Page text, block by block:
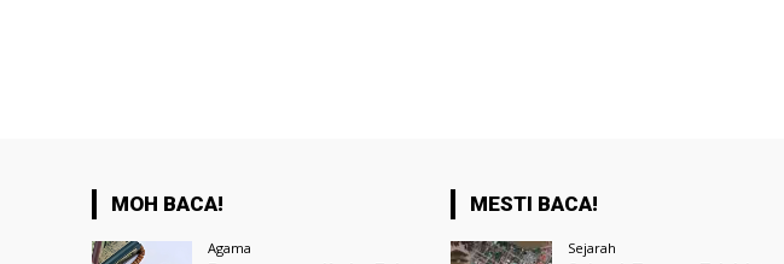
MOH BACA!
Agama
MESTI BACA!
Sejarah